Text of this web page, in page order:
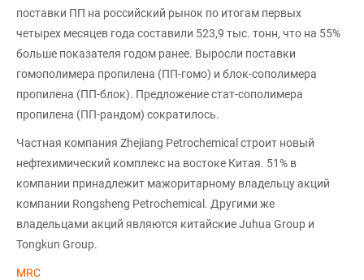
поставки ПП на российский рынок по итогам первых
четырех месяцев года составили 523,9 тыс. тонн, что на 55%
больше показателя годом ранее. Выросли поставки
гомополимера пропилена (ПП-гомо) и блок-сополимера
пропилена (ПП-блок). Предложение стат-сополимера
пропилена (ПП-рандом) сократилось.
Частная компания Zhejiang Petrochemical строит новый
нефтехимический комплекс на востоке Китая. 51% в
компании принадлежит мажоритарному владельцу акций
компании Rongsheng Petrochemical. Другими же
владельцами акций являются китайские Juhua Group и
Tongkun Group.
MRC